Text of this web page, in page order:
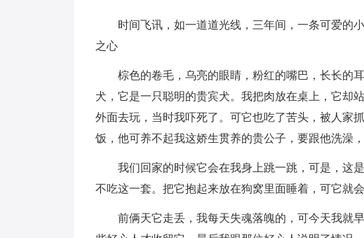
时间飞讯，如一道道光线，三年间，一条可爱的
之心
棕色的卷毛，乌亮的眼睛，粉红的嘴巴，长长的
犬，它是一只聪明的贵宾犬。我把肉放在桌上，它却
外面去玩，当时我吓死了。可它也吃了苦头，被人家
饭，他可养不起我这娇生贯养的贵公子，要跟他洗澡
我们回家的时候它会在我身上跳一跳，可是，这
不吃这一套。把它抱起来放在狗窝里面睡着，可它就会
前俩天它走丢，我每天失魂落魄的，可今天我就